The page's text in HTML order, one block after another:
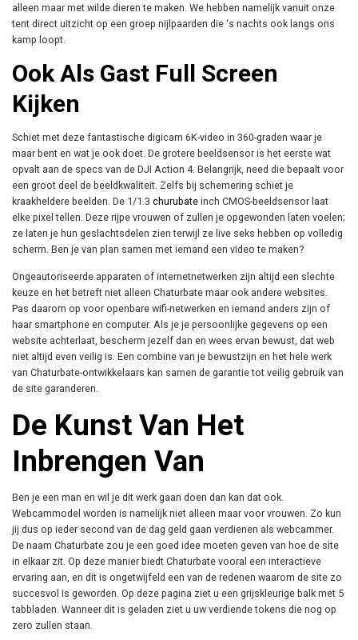
alleen maar met wilde dieren te maken. We hebben namelijk vanuit onze
tent direct uitzicht op een groep nijlpaarden die ‘s nachts ook langs ons
kamp loopt.
Ook Als Gast Full Screen
Kijken
Schiet met deze fantastische digicam 6K-video in 360-graden waar je
maar bent en wat je ook doet. De grotere beeldsensor is het eerste wat
opvalt aan de specs van de DJI Action 4. Belangrijk, need die bepaalt voor
een groot deel de beeldkwaliteit. Zelfs bij schemering schiet je
kraakheldere beelden. De 1/1.3 churubate inch CMOS-beeldsensor laat
elke pixel tellen. Deze rijpe vrouwen of zullen je opgewonden laten voelen;
ze laten je hun geslachtsdelen zien terwijl ze live seks hebben op volledig
scherm. Ben je van plan samen met iemand een video te maken?
Ongeautoriseerde apparaten of internetnetwerken zijn altijd een slechte
keuze en het betreft niet alleen Chaturbate maar ook andere websites.
Pas daarom op voor openbare wifi-netwerken en iemand anders zijn of
haar smartphone en computer. Als je je persoonlijke gegevens op een
website achterlaat, bescherm jezelf dan en wees ervan bewust, dat web
niet altijd even veilig is. Een combine van je bewustzijn en het hele werk
van Chaturbate-ontwikkelaars kan samen de garantie tot veilig gebruik van
de site garanderen.
De Kunst Van Het
Inbrengen Van
Ben je een man en wil je dit werk gaan doen dan kan dat ook.
Webcammodel worden is namelijk niet alleen maar voor vrouwen. Zo kun
jij dus op ieder second van de dag geld gaan verdienen als webcammer.
De naam Chaturbate zou je een goed idee moeten geven van hoe de site
in elkaar zit. Op deze manier biedt Chaturbate vooral een interactieve
ervaring aan, en dit is ongetwijfeld een van de redenen waarom de site zo
succesvol is geworden. Op deze pagina ziet u een grijskleurige balk met 5
tabbladen. Wanneer dit is geladen ziet u uw verdiende tokens die nog op
zero zullen staan.